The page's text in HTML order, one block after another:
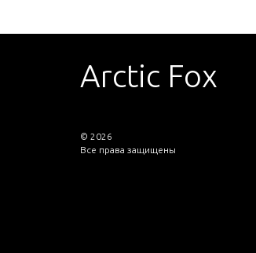
Arctic Fox
© 2026
Все права защищены